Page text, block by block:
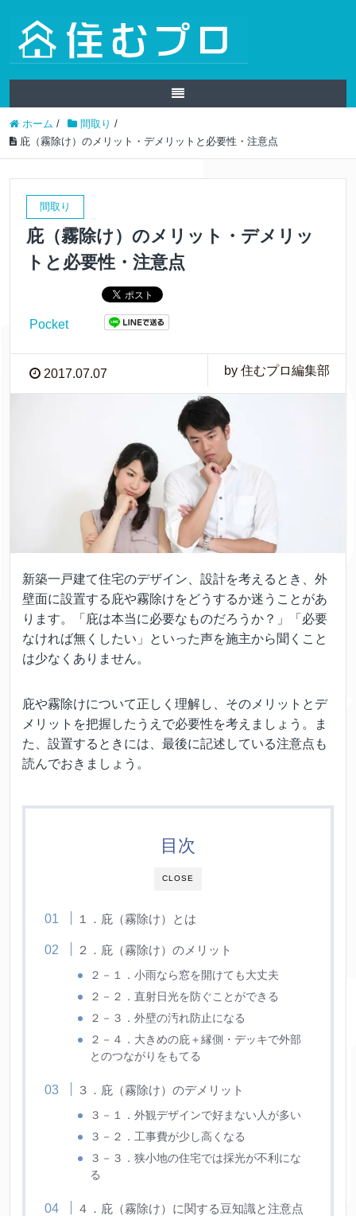
ホーム / 間取り /
庇（霧除け）のメリット・デメリットと必要性・注意点
間取り
庇（霧除け）のメリット・デメリッ
トと必要性・注意点
Pocket
2017.07.07 by 住むプロ編集部
新築一戸建て住宅のデザイン、設計を考えるとき、外
壁面に設置する庇や霧除けをどうするか迷うことがあ
ります。「庇は本当に必要なものだろうか？」「必要
なければ無くしたい」といった声を施主から聞くこと
は少なくありません。
庇や霧除けについて正しく理解し、そのメリットとデ
メリットを把握したうえで必要性を考えましょう。ま
た、設置するときには、最後に記述している注意点も
読んでおきましょう。
CLOSE
目次
１．庇（霧除け）とは
２．庇（霧除け）のメリット
２－１．小雨なら窓を開けても大丈夫
２－２．直射日光を防ぐことができる
２－３．外壁の汚れ防止になる
２－４．大きめの庇＋縁側・デッキで外部
とのつながりをもてる
３．庇（霧除け）のデメリット
３－１．外観デザインで好まない人が多い
３－２．工事費が少し高くなる
３－３．狭小地の住宅では採光が不利にな
る
４．庇（霧除け）に関する豆知識と注意点